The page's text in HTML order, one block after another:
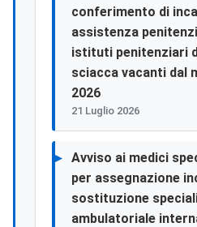
conferimento di
assistenza
istituti penitenziari
sciacca vacanti dal
2026
21 Luglio 2026
Avviso ai medici
per assegnazione
sostituzione
ambulatoriale